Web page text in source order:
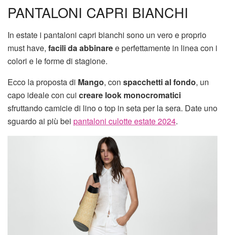
PANTALONI CAPRI BIANCHI
In estate i pantaloni capri bianchi sono un vero e proprio
must have, facili da abbinaree perfettamente in linea con i
colori e le forme di stagione.
Ecco la proposta di Mango, con spacchetti al fondo, un
capo ideale con cui creare look monocromatici
sfruttando camicie di lino o top in seta per la sera. Date uno
sguardo ai più bei pantaloni culotte estate 2024.